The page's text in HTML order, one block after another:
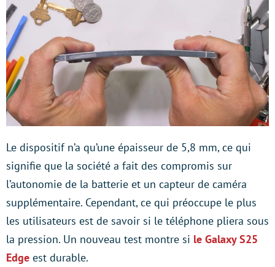
Le dispositif n’a qu’une épaisseur de 5,8 mm, ce qui
signifie que la société a fait des compromis sur
l’autonomie de la batterie et un capteur de caméra
supplémentaire. Cependant, ce qui préoccupe le plus
les utilisateurs est de savoir si le téléphone pliera sous
la pression. Un nouveau test montre si le Galaxy S25
Edge est durable.